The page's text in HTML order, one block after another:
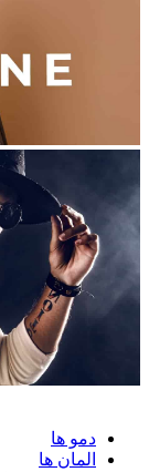
دمو ها
المان ها